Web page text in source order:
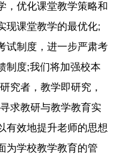
，优化课堂教学策略和
现课堂教学的最优化;
试制度，进一步严肃考
制度;我们将加强校本
究者，教学即研究，
求教研与教学教育实
有效地提升老师的思想
为学校教学教育的管